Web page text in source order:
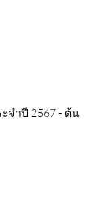
จำปี 2567 - ต้น